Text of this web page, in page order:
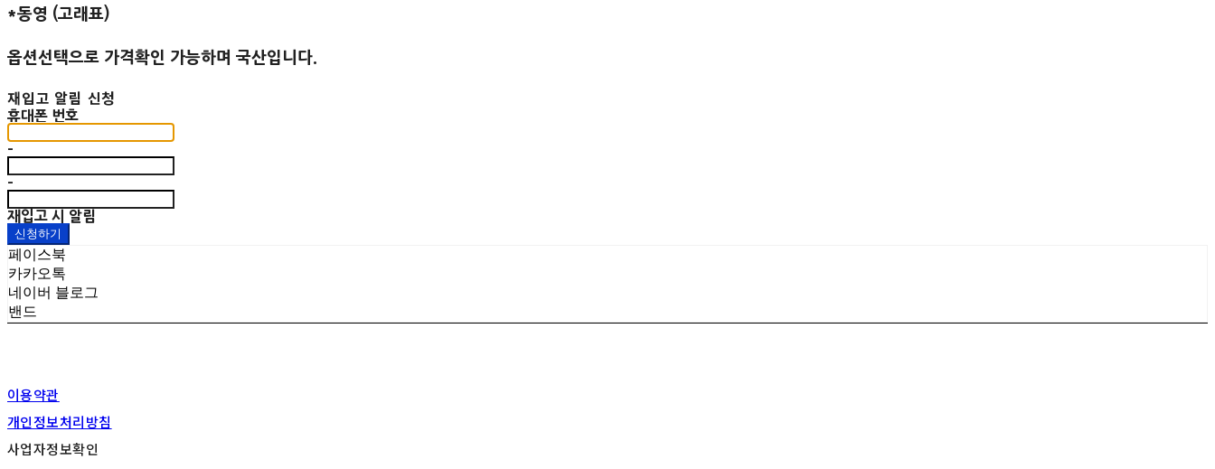
*동영 (고래표)
옵션선택으로 가격확인 가능하며 국산입니다.
재입고 알림 신청
휴대폰 번호
-
-
재입고 시 알림
신청하기
페이스북
카카오톡
네이버 블로그
밴드
이용약관
개인정보처리방침
사업자정보확인